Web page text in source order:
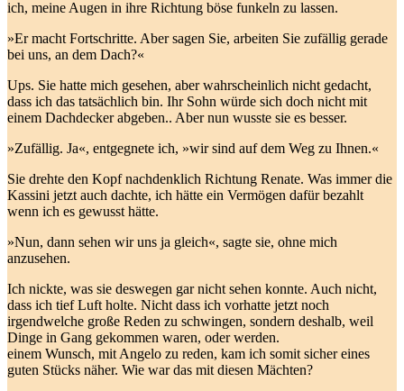
ich, meine Augen in ihre Richtung böse funkeln zu lassen.
»Er macht Fortschritte. Aber sagen Sie, arbeiten Sie zufällig gerade
bei uns, an dem Dach?«
Ups. Sie hatte mich gesehen, aber wahrscheinlich nicht gedacht,
dass ich das tatsächlich bin. Ihr Sohn würde sich doch nicht mit
einem Dachdecker abgeben.. Aber nun wusste sie es besser.
»Zufällig. Ja«, entgegnete ich, »wir sind auf dem Weg zu Ihnen.«
Sie drehte den Kopf nachdenklich Richtung Renate. Was immer die
Kassini jetzt auch dachte, ich hätte ein Vermögen dafür bezahlt
wenn ich es gewusst hätte.
»Nun, dann sehen wir uns ja gleich«, sagte sie, ohne mich
anzusehen.
Ich nickte, was sie deswegen gar nicht sehen konnte. Auch nicht,
dass ich tief Luft holte. Nicht dass ich vorhatte jetzt noch
irgendwelche große Reden zu schwingen, sondern deshalb, weil
Dinge in Gang gekommen waren, oder werden.
einem Wunsch, mit Angelo zu reden, kam ich somit sicher eines
guten Stücks näher. Wie war das mit diesen Mächten?